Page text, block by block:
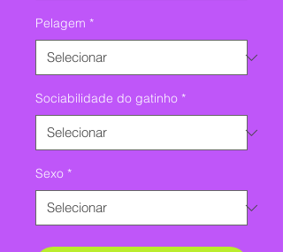
Pelagem *
Sociabilidade do gatinho *
Sexo *